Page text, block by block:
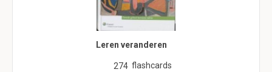
Leren veranderen
274 flashcards